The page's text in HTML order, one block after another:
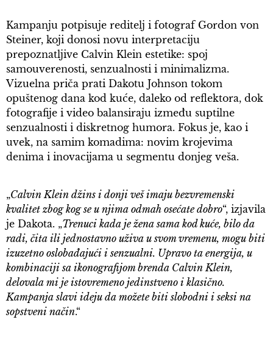
Kampanju potpisuje reditelj i fotograf Gordon von
Steiner, koji donosi novu interpretaciju
prepoznatljive Calvin Klein estetike: spoj
samouverenosti, senzualnosti i minimalizma.
Vizuelna priča prati Dakotu Johnson tokom
opuštenog dana kod kuće, daleko od reflektora, dok
fotografije i video balansiraju između suptilne
senzualnosti i diskretnog humora. Fokus je, kao i
uvek, na samim komadima: novim krojevima
denima i inovacijama u segmentu donjeg veša.
„Calvin Klein džins i donji veš imaju bezvremenski
kvalitet zbog kog se u njima odmah osećate dobro“, izjavila
je Dakota. „Trenuci kada je žena sama kod kuće, bilo da
radi, čita ili jednostavno uživa u svom vremenu, mogu biti
izuzetno oslobađajući i senzualni. Upravo ta energija, u
kombinaciji sa ikonografijom brenda Calvin Klein,
delovala mi je istovremeno jedinstveno i klasično.
Kampanja slavi ideju da možete biti slobodni i seksi na
sopstveni način.“